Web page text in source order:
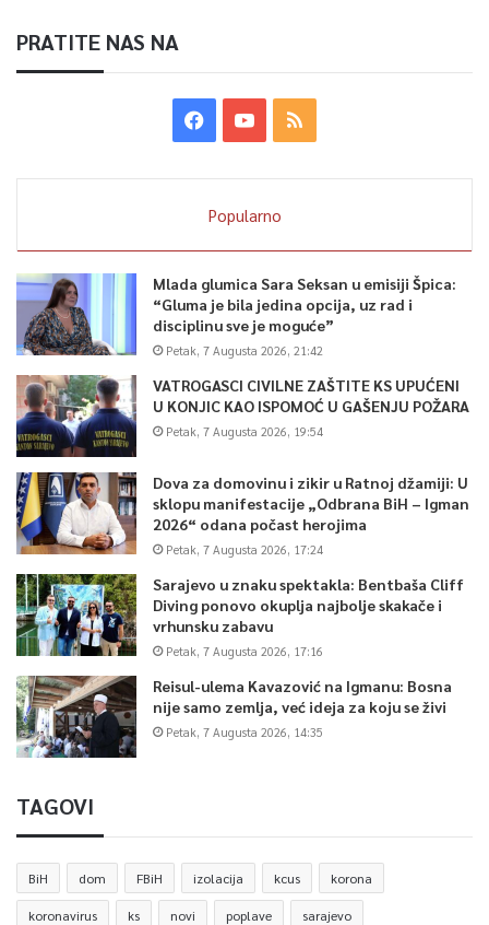
PRATITE NAS NA
Popularno
Mlada glumica Sara Seksan u emisiji Špica:
“Gluma je bila jedina opcija, uz rad i
disciplinu sve je moguće”
Petak, 7 Augusta 2026, 21:42
VATROGASCI CIVILNE ZAŠTITE KS UPUĆENI
U KONJIC KAO ISPOMOĆ U GAŠENJU POŽARA
Petak, 7 Augusta 2026, 19:54
Dova za domovinu i zikir u Ratnoj džamiji: U
sklopu manifestacije „Odbrana BiH – Igman
2026“ odana počast herojima
Petak, 7 Augusta 2026, 17:24
Sarajevo u znaku spektakla: Bentbaša Cliff
Diving ponovo okuplja najbolje skakače i
vrhunsku zabavu
Petak, 7 Augusta 2026, 17:16
Reisul-ulema Kavazović na Igmanu: Bosna
nije samo zemlja, već ideja za koju se živi
Petak, 7 Augusta 2026, 14:35
TAGOVI
BiH dom FBiH izolacija kcus korona
koronavirus ks novi poplave sarajevo